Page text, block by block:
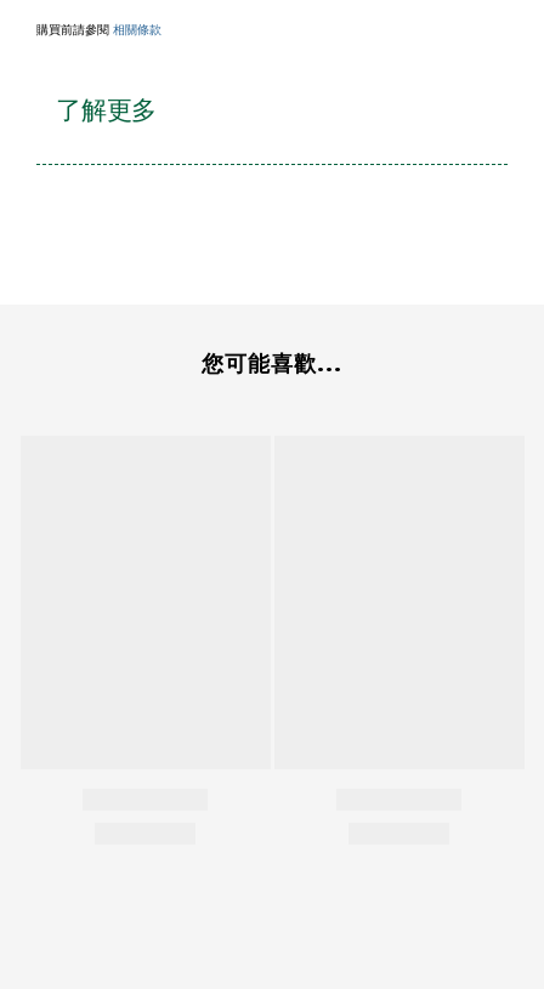
購買前請參閱 相關條款
了解更多
您可能喜歡...